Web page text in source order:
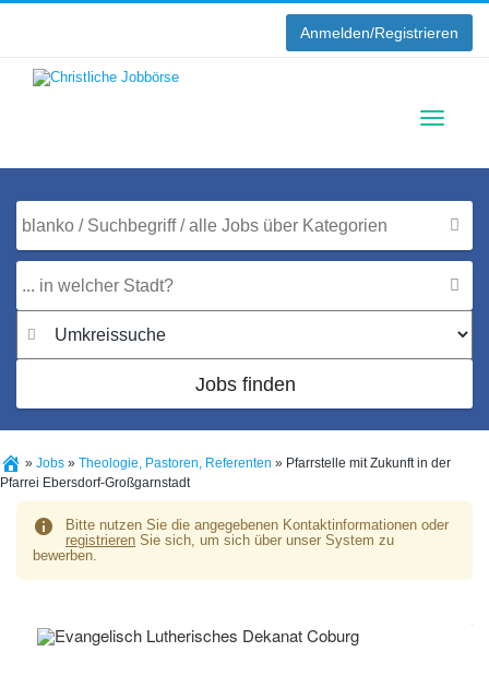
Anmelden/Registrieren
Jobs finden
» Jobs » Theologie, Pastoren, Referenten » Pfarrstelle mit Zukunft in der
Pfarrei Ebersdorf-Großgarnstadt
Bitte nutzen Sie die angegebenen Kontaktinformationen oder
registrieren Sie sich, um sich über unser System zu
bewerben.